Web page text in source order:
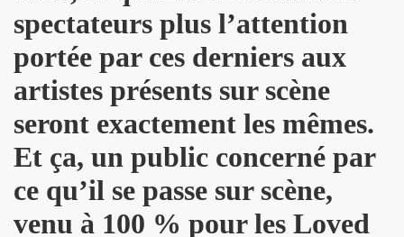
spectateurs plus l’attention
portée par ces derniers aux
artistes présents sur scène
seront exactement les mêmes.
Et ça, un public concerné par
ce qu’il se passe sur scène,
venu à 100 % pour les Loved
2013 au TRIANON (Paris) : compte rendu.
FOLLLIES" (decembre 2013).
PASCAUD dans "TELERAMA" (8 au 14 janvier 2014).
MATIN" (20 decembre 2013).
(mercredi 18 decembre 2013).
T. MUGLER dans "TETU" (decembre 2013).